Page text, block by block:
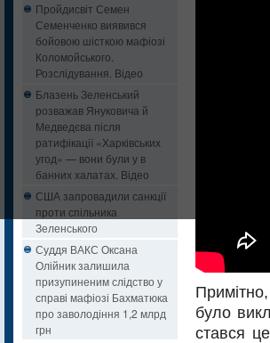
Пройдисвіт Семен
Семенченко виявився
бойовою шісткою мафіозі
Коломойського.
Розслідування. Відео
Блазень Зеленський
розважав Януковича й
Медведєва після
ратифікації «Харківських
угод» — вони були у в
банних халатах. Відео
США запровадили санкції
проти спільника
Зеленського
Суддя ВАКС Оксана
Олійник залишила
призупиненим слідство у
справі мафіозі Бахматюка
про заволодіння 1,2 млрд
грн
було
стався